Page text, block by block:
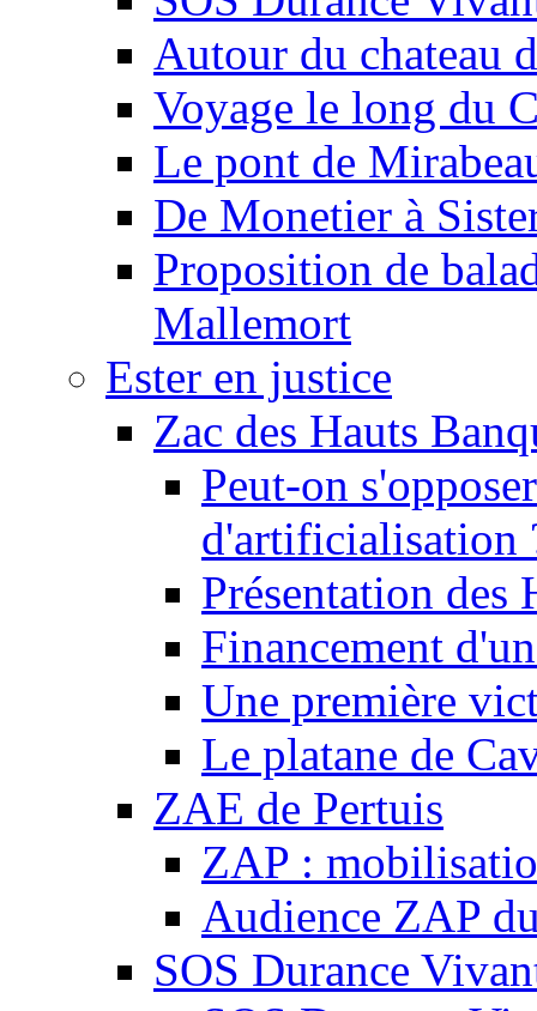
Autour du chateau
Voyage le long du
Le pont de
De Monetier à
Proposition de
Mallemort
Ester en justice
Zac des Hauts
Peut-on
d'artificialisation
Présentation des
Financement
Une première
Le platane de
ZAE de Pertuis
ZAP :
Audience ZAP
SOS Durance